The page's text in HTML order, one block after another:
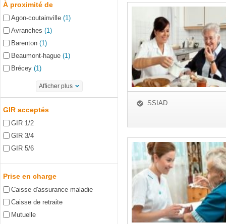
À proximité de
Agon-coutainville (1)
Avranches (1)
Barenton (1)
Beaumont-hague (1)
Brécey (1)
Afficher plus
GIR acceptés
GIR 1/2
GIR 3/4
GIR 5/6
Prise en charge
Caisse d'assurance maladie
Caisse de retraite
Mutuelle
SSIAD